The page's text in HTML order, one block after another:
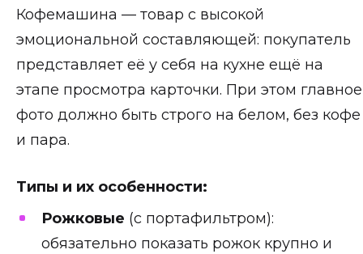
Кофемашина — товар с высокой
эмоциональной составляющей: покупатель
представляет её у себя на кухне ещё на
этапе просмотра карточки. При этом главное
фото должно быть строго на белом, без кофе
и пара.
Типы и их особенности:
Рожковые (с портафильтром):
обязательно показать рожок крупно и